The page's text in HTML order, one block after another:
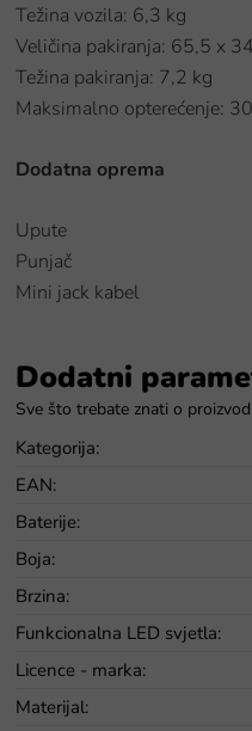
Težina vozila: 6,3 kg
Veličina pakiranja: 65,5 x
Težina pakiranja: 7,2 kg
Maksimalno opterećenje:
Dodatna oprema
Upute
Punjač
Mini jack kabel
Dodatni
Kategorija:
EAN:
Baterije:
Boja:
Brzina:
Funkcionalna LED svjetla:
Licence - marka:
Materijal: